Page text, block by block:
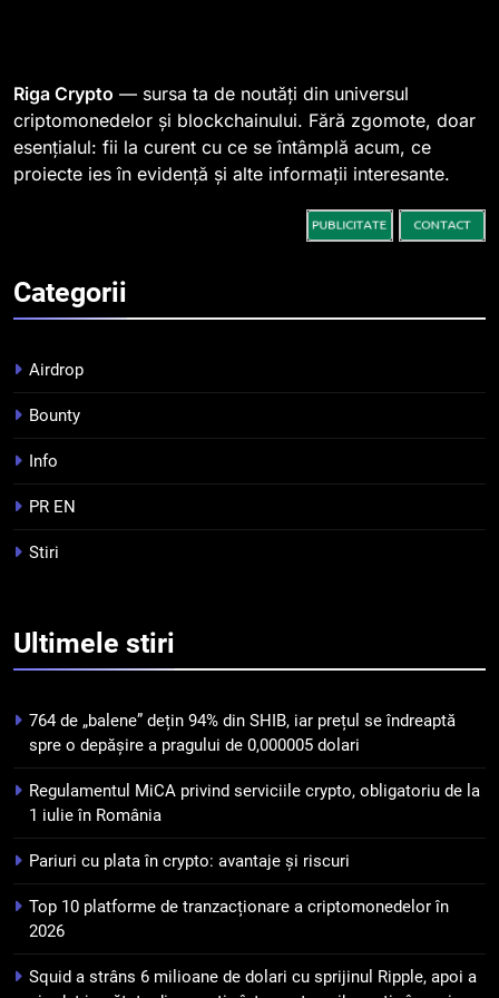
spre o depășire a pragului de
0,000005 dolari
STIRI
2
Regulamentul MiCA privind
serviciile crypto, obligatoriu de
la 1 iulie în România
3
Pariuri cu plata în crypto:
4
criptomonedelor în 2026
INFO
pierdut jumătate din aceștia
puțin de 24 de ore
6
Banii digitali și arhitectura
încrederii: O nouă viziune asupra
7
WhiteBIT și FC Barcelona
pentru a stimula implicarea
STIRI
Riga Crypto — sursa ta de noutăți din universul
criptomonedelor și blockchainului. Fără zgomote, doar
esențialul: fii la curent cu ce se întâmplă acum, ce
proiecte ies în evidență și alte informații interesante.
Categorii
Airdrop
Bounty
Info
PR EN
Stiri
Ultimele stiri
764 de „balene” dețin 94% din SHIB, iar prețul se îndreaptă
spre o depășire a pragului de 0,000005 dolari
Regulamentul MiCA privind serviciile crypto, obligatoriu de la
1 iulie în România
Pariuri cu plata în crypto: avantaje și riscuri
Top 10 platforme de tranzacționare a criptomonedelor în
2026
Squid a strâns 6 milioane de dolari cu sprijinul Ripple, apoi a